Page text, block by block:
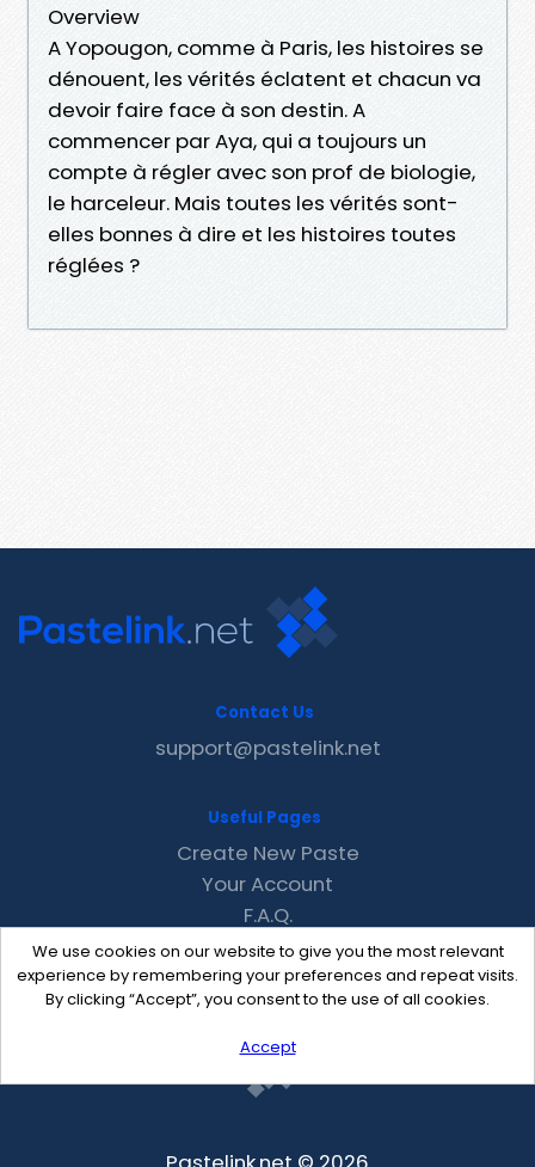
Overview
A Yopougon, comme à Paris, les histoires se
dénouent, les vérités éclatent et chacun va
devoir faire face à son destin. A
commencer par Aya, qui a toujours un
compte à régler avec son prof de biologie,
le harceleur. Mais toutes les vérités sont-
elles bonnes à dire et les histoires toutes
réglées ?
We use cookies on our website to give you the most relevant
experience by remembering your preferences and repeat visits.
By clicking “Accept”, you consent to the use of all cookies.
Accept
Contact Us
support@pastelink.net
Useful Pages
Create New Paste
Your Account
F.A.Q.
Recent
Contact